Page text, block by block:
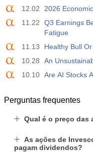
12.02
2026
11.22
Q3 Earnings
Fatigue
11.13
Healthy Bull
10.28
An
10.10 Are AI Stocks
Perguntas frequentes
Qual é o preço das
As ações de
pagam dividendos?